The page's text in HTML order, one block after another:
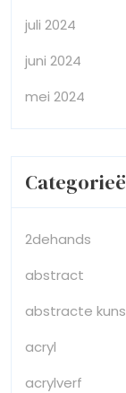
juli 2024
juni 2024
mei 2024
2dehands
abstract
abstracte
acryl
acrylverf